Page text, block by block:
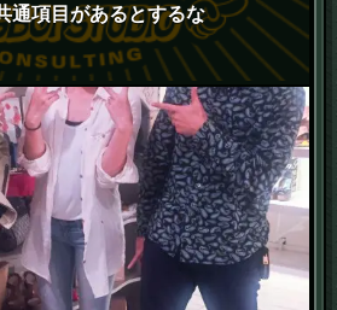
通項目があるとするな